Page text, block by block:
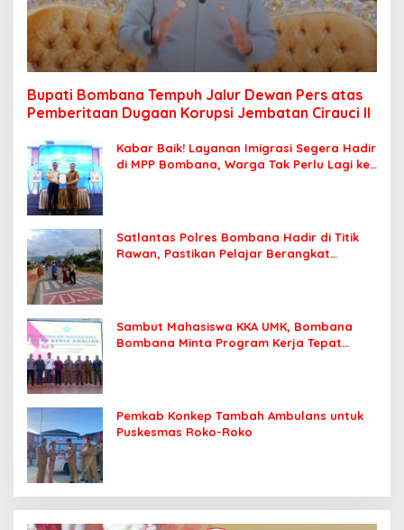
Bupati Bombana Tempuh Jalur Dewan Pers atas
Pemberitaan Dugaan Korupsi Jembatan Cirauci II
Kabar Baik! Layanan Imigrasi Segera Hadir
di MPP Bombana, Warga Tak Perlu Lagi ke
Satlantas Polres Bombana Hadir di Titik
Rawan, Pastikan Pelajar Berangkat
Sambut Mahasiswa KKA UMK, Bombana
Bombana Minta Program Kerja Tepat
Pemkab Konkep Tambah Ambulans untuk
Puskesmas Roko-Roko